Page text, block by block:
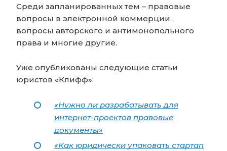
Среди запланированных тем – правовые
вопросы в электронной коммерции,
вопросы авторского и антимонопольного
права и многие другие.
Уже опубликованы следующие статьи
юристов «Клифф»:
«Нужно ли разрабатывать для
интернет-проектов правовые
документы»
«Как юридически упаковать стартап